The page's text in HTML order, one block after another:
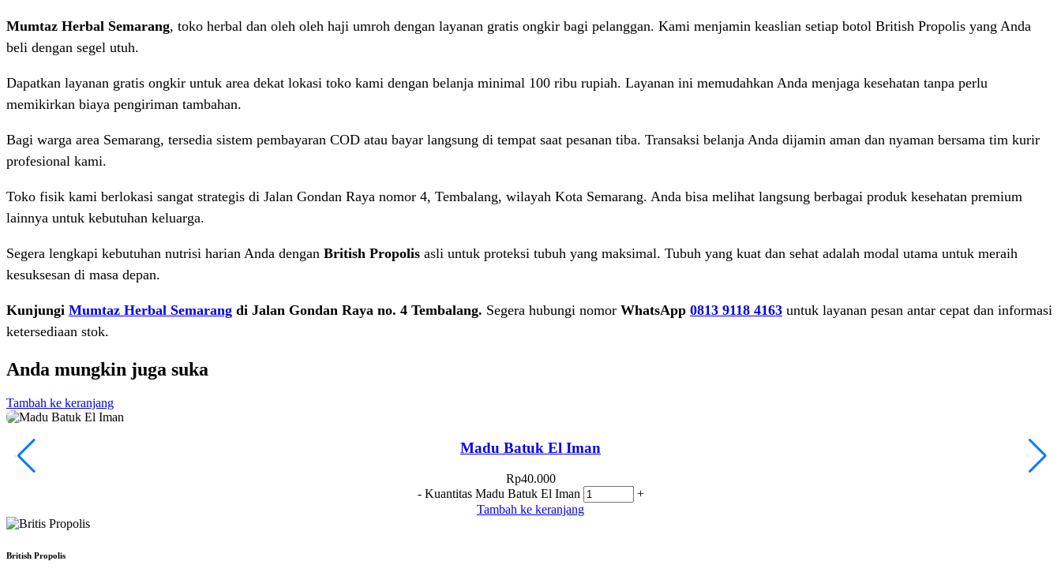
Mumtaz Herbal Semarang, toko herbal dan oleh oleh haji umroh dengan layanan gratis ongkir bagi pelanggan. Kami menjamin keaslian setiap botol British Propolis yang Anda
beli dengan segel utuh.
Dapatkan layanan gratis ongkir untuk area dekat lokasi toko kami dengan belanja minimal 100 ribu rupiah. Layanan ini memudahkan Anda menjaga kesehatan tanpa perlu
memikirkan biaya pengiriman tambahan.
Bagi warga area Semarang, tersedia sistem pembayaran COD atau bayar langsung di tempat saat pesanan tiba. Transaksi belanja Anda dijamin aman dan nyaman bersama tim kurir
profesional kami.
Toko fisik kami berlokasi sangat strategis di Jalan Gondan Raya nomor 4, Tembalang, wilayah Kota Semarang. Anda bisa melihat langsung berbagai produk kesehatan premium
lainnya untuk kebutuhan keluarga.
Segera lengkapi kebutuhan nutrisi harian Anda dengan British Propolis asli untuk proteksi tubuh yang maksimal. Tubuh yang kuat dan sehat adalah modal utama untuk meraih
kesuksesan di masa depan.
Kunjungi Mumtaz Herbal Semarang di Jalan Gondan Raya no. 4 Tembalang. Segera hubungi nomor WhatsApp 0813 9118 4163 untuk layanan pesan antar cepat dan informasi
ketersediaan stok.
Anda mungkin juga suka
Tambah ke keranjang
Madu Batuk El Iman
Rp40.000
- Kuantitas Madu Batuk El Iman
+
Tambah ke keranjang
British Propolis